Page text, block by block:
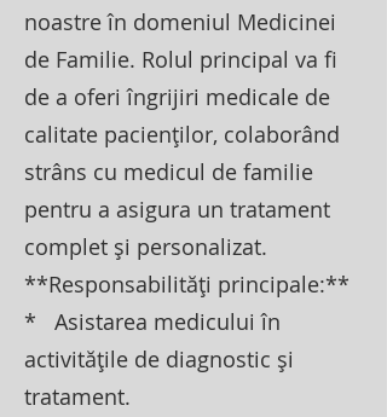
noastre în domeniul Medicinei
de Familie. Rolul principal va fi
de a oferi îngrijiri medicale de
calitate pacienților, colaborând
strâns cu medicul de familie
pentru a asigura un tratament
complet și personalizat.
**Responsabilități principale:**
* Asistarea medicului în
activitățile de diagnostic și
tratament.